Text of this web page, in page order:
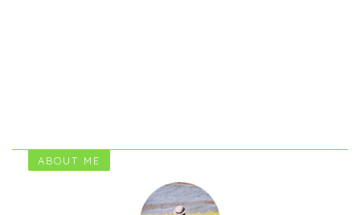
ABOUT ME